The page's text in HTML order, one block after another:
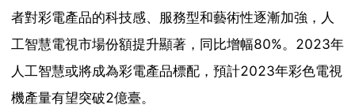
者對彩電產品的科技感、服務型和藝術性逐漸加強，人
工智慧電視市場份額提升顯著，同比增幅80%。2023年
人工智慧或將成為彩電產品標配，預計2023年彩色電視
機產量有望突破2億臺。